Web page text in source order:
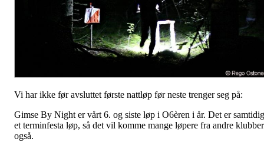
Vi har ikke før avsluttet første nattløp før neste trenger seg på:
Gimse By Night er vårt 6. og siste løp i O6èren i år. Det er samtidig
et terminfesta løp, så det vil komme mange løpere fra andre klubber
også.